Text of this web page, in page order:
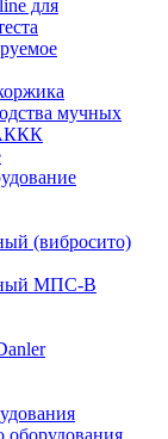
для
мучных
(вибросито)
МПС-В
оборудования